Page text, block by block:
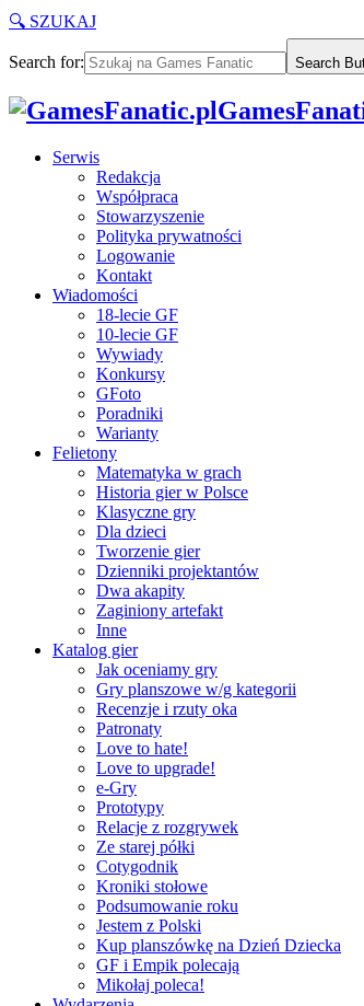
🔍 SZUKAJ
Search for: Search
Serwis
Redakcja
Współpraca
Stowarzyszenie
Polityka prywatności
Logowanie
Kontakt
Wiadomości
18-lecie GF
10-lecie GF
Wywiady
Konkursy
GFoto
Poradniki
Warianty
Felietony
Matematyka w grach
Historia gier w Polsce
Klasyczne gry
Dla dzieci
Tworzenie gier
Dzienniki projektantów
Dwa akapity
Zaginiony artefakt
Inne
Katalog gier
Jak oceniamy gry
Gry planszowe w/g kategorii
Recenzje i rzuty oka
Patronaty
Love to hate!
Love to upgrade!
e-Gry
Prototypy
Relacje z rozgrywek
Ze starej półki
Cotygodnik
Kroniki stołowe
Podsumowanie roku
Jestem z Polski
Kup planszówkę na Dzień Dziecka
GF i Empik polecają
Mikołaj poleca!